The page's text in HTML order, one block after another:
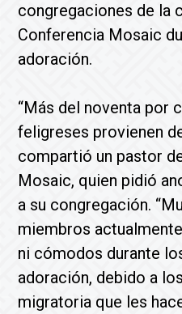
congregaciones de la
Conferencia Mosaic
adoración.
“Más del noventa por
feligreses provienen
compartió un pastor
Mosaic, quien pidió
a su congregación.
miembros
ni cómodos durante
adoración, debido a
migratoria que les